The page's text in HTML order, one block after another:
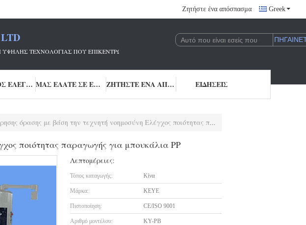
Ζητήστε ένα απόσπασμα Greek
ΥΨΗΛΉΣ ΤΕΧΝΟΛΟΓΊΑΣ ΠΟΥ ΕΠΙΚΕΝΤΡΏΝΕΤΑΙ ΣΤΗΝ ΈΡΕΥΝΑ ΚΑΙ ΑΝΆΠΤΥΞΗ ΚΑΙ ΤΗΝ
ΠΟΙΟΤΙΚΌΣ ΈΛΕΓΧΟΣ ΜΑΣ ΕΛΆΤΕ ΣΕ ΕΠΑΦΉ ΜΕ ΖΗΤΉΣΤΕ ΈΝΑ ΑΠΌΣΠΑΣΜΑ ΕΙΔΉΣΕΙΣ
με βάση την τεχνητή νοημοσύνη Ελέγχος ποιότητας παραγωγής για μπουκάλια PP
ποιότητας παραγωγής για μπουκάλια PP
Λεπτομέρειες:
Τόπος καταγωγής: Κίνα
Μάρκα: KEYE
Πιστοποίηση: CE/ISO 9001
Αριθμό μοντέλου: KY-PB